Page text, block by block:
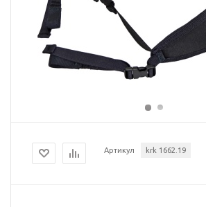
Артикул krk 1662.19